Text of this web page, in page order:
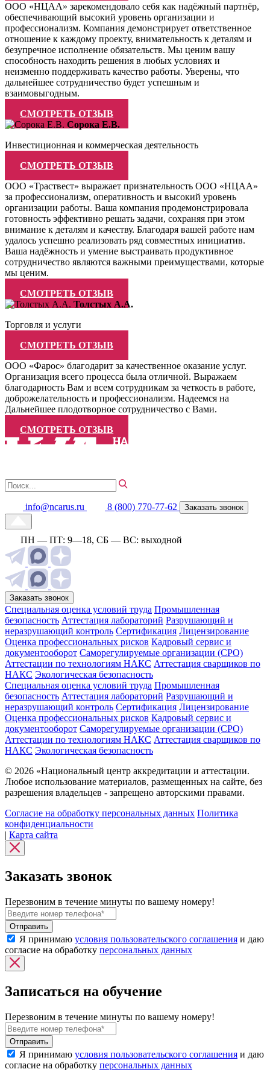
ООО «НЦАА» зарекомендовало себя как надёжный партнёр,
обеспечивающий высокий уровень организации и
профессионализм. Компания демонстрирует ответственное
отношение к каждому проекту, внимательность к деталям и
безупречное исполнение обязательств. Мы ценим вашу
способность находить решения в любых условиях и
неизменно поддерживать качество работы. Уверены, что
дальнейшее сотрудничество будет успешным и
взаимовыгодным.
СМОТРЕТЬ ОТЗЫВ
Сорока Е.В.
Инвестиционная и коммерческая деятельность
СМОТРЕТЬ ОТЗЫВ
ООО «Траствест» выражает признательность ООО «НЦАА»
за профессионализм, оперативность и высокий уровень
организации работы. Ваша компания продемонстрировала
готовность эффективно решать задачи, сохраняя при этом
внимание к деталям и качеству. Благодаря вашей работе нам
удалось успешно реализовать ряд совместных инициатив.
Ваша надёжность и умение выстраивать продуктивное
сотрудничество являются важными преимуществами, которые
мы ценим.
СМОТРЕТЬ ОТЗЫВ
Толстых А.А.
Торговля и услуги
СМОТРЕТЬ ОТЗЫВ
ООО «Фарос» благодарит за качественное оказание услуг.
Организация всего процесса была отличной. Выражаем
благодарность Вам и всем сотрудникам за четкость в работе,
доброжелательность и профессионализм. Надеемся на
Дальнейшее плодотворное сотрудничество с Вами.
СМОТРЕТЬ ОТЗЫВ
info@ncarus.ru 8 (800) 770-77-62 Заказать звонок
ПН — ПТ: 9—18, СБ — ВС: выходной
Заказать звонок
Специальная оценка условий труда Промышленная
безопасность Аттестация лабораторий Разрушающий и
неразрушающий контроль Сертификация Лицензирование
Оценка профессиональных рисков Кадровый сервис и
документооборот Cаморегулируемые организации (СРО)
Аттестации по технологиям НАКС Аттестация сварщиков по
НАКС Экологическая безопасность
Специальная оценка условий труда Промышленная
безопасность Аттестация лабораторий Разрушающий и
неразрушающий контроль Сертификация Лицензирование
Оценка профессиональных рисков Кадровый сервис и
документооборот Cаморегулируемые организации (СРО)
Аттестации по технологиям НАКС Аттестация сварщиков по
НАКС Экологическая безопасность
© 2026 «Национальный центр аккредитации и аттестации.
Любое использование материалов, размещенных на сайте, без
разрешения владельцев - запрещено авторскими правами.
Согласие на обработку персональных данных Политика
конфиденциальности
| Карта сайта
Заказать звонок
Перезвоним в течение минуты по вашему номеру!
Я принимаю условия пользовательского соглашения и даю
согласие на обработку персональных данных
Записаться на обучение
Перезвоним в течение минуты по вашему номеру!
Я принимаю условия пользовательского соглашения и даю
согласие на обработку персональных данных